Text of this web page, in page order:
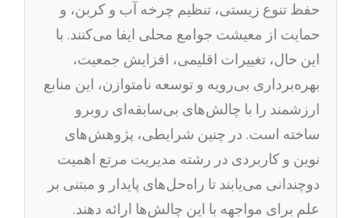
حفظ تنوع زیستی، تنظیم چرخه آب و کربن، و
حمایت از معیشت جوامع محلی ایفا می‌کنند. با
این حال، تغییرات اقلیمی، افزایش جمعیت،
بهره‌برداری بی‌رویه و توسعه نامتوازن، این منابع
ارزشمند را با چالش‌های بی‌سابقه‌ای روبرو
ساخته است. در چنین شرایطی، پژوهش‌های
نوین و کاربردی در رشته مدیریت مرتع اهمیت
دوچندانی می‌یابند تا راه‌حل‌های پایدار و مبتنی بر
علم برای مواجهه با این چالش‌ها ارائه دهند.